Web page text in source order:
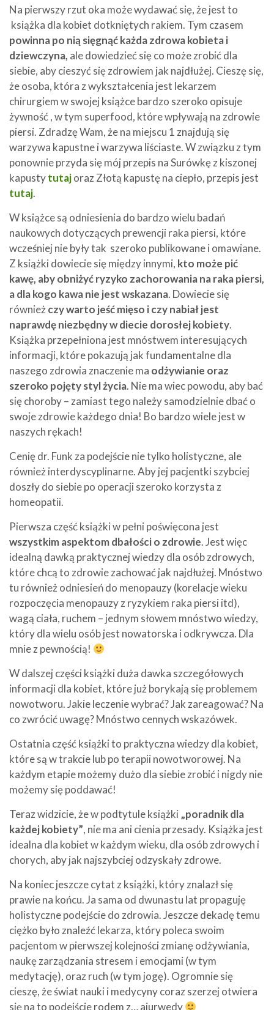
Na pierwszy rzut oka może wydawać się, że jest to
książka dla kobiet dotkniętych rakiem. Tym czasem
powinna po nią sięgnąć każda zdrowa kobieta i
dziewczyna, ale dowiedzieć się co może zrobić dla
siebie, aby cieszyć się zdrowiem jak najdłużej. Cieszę się,
że osoba, która z wykształcenia jest lekarzem
chirurgiem w swojej książce bardzo szeroko opisuje
żywność , w tym superfood, które wpływają na zdrowie
piersi. Zdradzę Wam, że na miejscu 1 znajdują się
warzywa kapustne i warzywa liściaste. W związku z tym
ponownie przyda się mój przepis na Surówkę z kiszonej
kapustytutajoraz Złotą kapustę na ciepło, przepis jest
tutaj.
W książce są odniesienia do bardzo wielu badań
naukowych dotyczących prewencji raka piersi, które
wcześniej nie były tak szeroko publikowane i omawiane.
Z książki dowiecie się między innymi, kto może pić
kawę, aby obniżyć ryzyko zachorowania na raka piersi,
a dla kogo kawa nie jest wskazana. Dowiecie się
równieżczy warto jeść mięso i czy nabiał jest
naprawdę niezbędny w diecie dorosłej kobiety.
Książka przepełniona jest mnóstwem interesujących
informacji, które pokazują jak fundamentalne dla
naszego zdrowia znaczenie ma odżywianie oraz
szeroko pojęty styl życia. Nie ma wiec powodu, aby bać
się choroby – zamiast tego należy samodzielnie dbać o
swoje zdrowie każdego dnia! Bo bardzo wiele jest w
naszych rękach!
Cenię dr. Funk za podejście nie tylko holistyczne, ale
również interdyscyplinarne. Aby jej pacjentki szybciej
doszły do siebie po operacji szeroko korzysta z
homeopatii.
Pierwsza część książki w pełni poświęcona jest
wszystkim aspektom dbałości o zdrowie. Jest więc
idealną dawką praktycznej wiedzy dla osób zdrowych,
które chcą to zdrowie zachować jak najdłużej. Mnóstwo
tu również odniesień do menopauzy (korelacje wieku
rozpoczęcia menopauzy z ryzykiem raka piersi itd),
wagą ciała, ruchem – jednym słowem mnóstwo wiedzy,
który dla wielu osób jest nowatorska i odkrywcza. Dla
mnie z pewnością!
W dalszej części książki duża dawka szczegółowych
informacji dla kobiet, które już borykają się problemem
nowotworu. Jakie leczenie wybrać? Jak zareagować? Na
co zwrócić uwagę? Mnóstwo cennych wskazówek.
Ostatnia część książki to praktyczna wiedzy dla kobiet,
które są w trakcie lub po terapii nowotworowej. Na
każdym etapie możemy dużo dla siebie zrobić i nigdy nie
możemy się poddawać!
Teraz widzicie, że w podtytule książki „poradnik dla
każdej kobiety”, nie ma ani cienia przesady. Książka jest
idealna dla kobiet w każdym wieku, dla osób zdrowych i
chorych, aby jak najszybciej odzyskały zdrowe.
Na koniec jeszcze cytat z książki, który znalazł się
prawie na końcu. Ja sama od dwunastu lat propaguję
holistyczne podejście do zdrowia. Jeszcze dekadę temu
ciężko było znaleźć lekarza, który poleca swoim
pacjentom w pierwszej kolejności zmianę odżywiania,
naukę zarządzania stresem i emocjami (w tym
medytację), oraz ruch (w tym jogę). Ogromnie się
cieszę, że świat nauki i medycyny coraz szerzej otwiera
się na to podejście rodem z… ajurwedy